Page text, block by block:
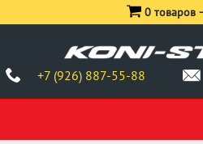
+7 (926) 887-55-88
0 товаров